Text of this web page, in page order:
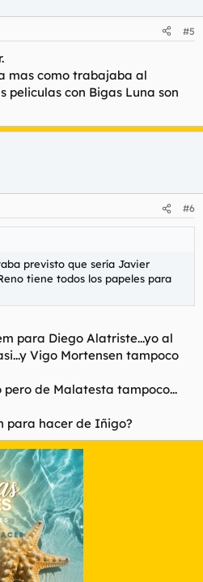
#5
mas como trabajaba al
peliculas con Bigas Luna son
#6
previsto que sería Javier
tiene todos los papeles para
para Diego Alatriste...yo al
Vigo Mortensen tampoco
pero de Malatesta tampoco...
para hacer de Iñigo?